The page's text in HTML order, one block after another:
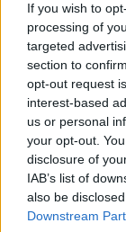
If you wish to
processing of
targeted
section to
opt-out request
interest-based
us or personal
your opt-out.
disclosure of
IAB’s list of
also be
Downstream
aquest
ÚLTIMES